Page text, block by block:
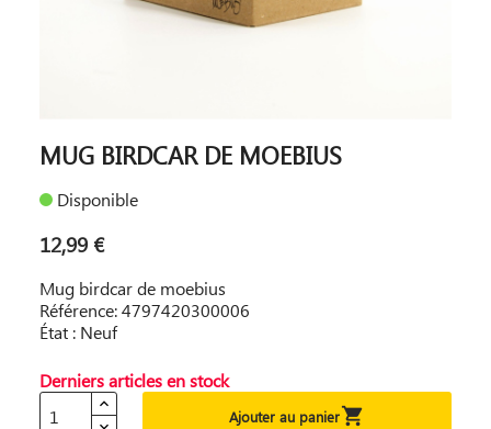
MUG BIRDCAR DE MOEBIUS
Disponible
12,99 €
Mug birdcar de moebius
Référence: 4797420300006
État : Neuf
Derniers articles en stock
Ajouter au panier